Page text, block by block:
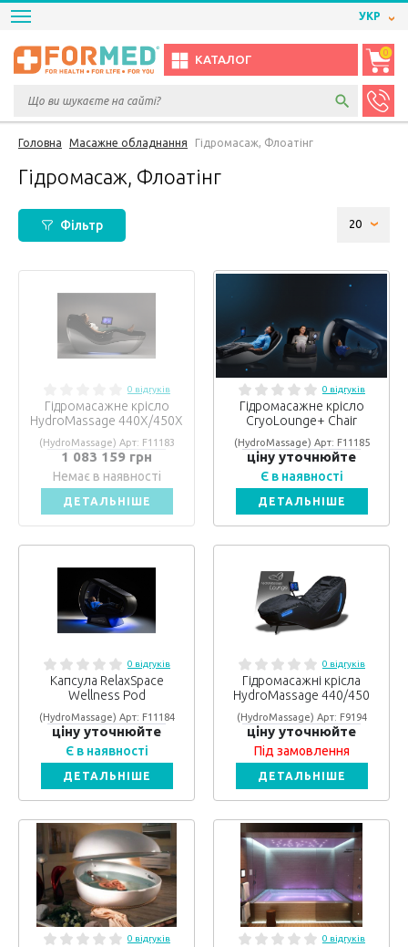
УКР
КАТАЛОГ
0
Головна Масажне обладнання Гідромасаж, Флоатінг
Гідромасаж, Флоатінг
Фільтр
0 відгуків
Гідромасажне крісло
HydroMassage 440X/450X
(HydroMassage) Арт: F11183
1 083 159 грн
Немає в наявності
ДЕТАЛЬНІШЕ
0 відгуків
Гідромасажне крісло
CryoLounge+ Chair
(HydroMassage) Арт: F11185
ціну уточнюйте
Є в наявності
ДЕТАЛЬНІШЕ
0 відгуків
Капсула RelaxSpace
Wellness Pod
(HydroMassage) Арт: F11184
ціну уточнюйте
Є в наявності
ДЕТАЛЬНІШЕ
0 відгуків
Гідромасажні крісла
HydroMassage 440/450
(HydroMassage) Арт: F9194
ціну уточнюйте
Під замовлення
ДЕТАЛЬНІШЕ
0 відгуків 0 відгуків